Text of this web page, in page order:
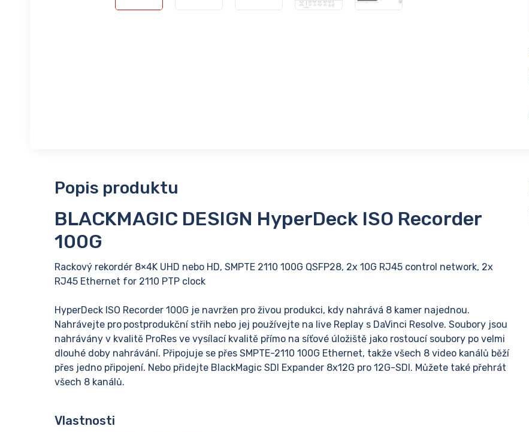
Popis produktu
BLACKMAGIC DESIGN HyperDeck ISO Recorder
100G
Rackový rekordér 8×4K UHD nebo HD, SMPTE 2110 100G QSFP28, 2x 10G RJ45 control network, 2x
RJ45 Ethernet for 2110 PTP clock
HyperDeck ISO Recorder 100G je navržen pro živou produkci, kdy nahrává 8 kamer najednou.
Nahrávejte pro postprodukční střih nebo jej používejte na live Replay s DaVinci Resolve. Soubory jsou
nahrávány v kvalitě ProRes ve vysílací kvalitě přímo na síťové úložiště jako rostoucí soubory po velmi
dlouhé doby nahrávání. Připojuje se přes SMPTE-2110 100G Ethernet, takže všech 8 video kanálů běží
přes jedno připojení. Nebo přidejte BlackMagic SDI Expander 8x12G pro 12G-SDI. Můžete také přehrát
všech 8 kanálů.
Vlastnosti